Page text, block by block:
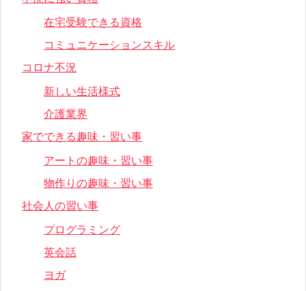
在宅受験できる資格
コミュニケーションスキル
コロナ不況
新しい生活様式
介護業界
家でできる趣味・習い事
アートの趣味・習い事
物作りの趣味・習い事
社会人の習い事
プログラミング
英会話
ヨガ